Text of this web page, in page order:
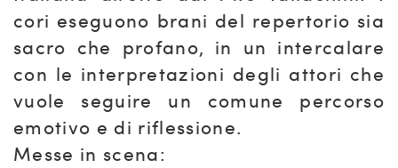
cori eseguono brani del repertorio sia
sacro che profano, in un intercalare
con le interpretazioni degli attori che
vuole seguire un comune percorso
emotivo e di riflessione.
Messe in scena: